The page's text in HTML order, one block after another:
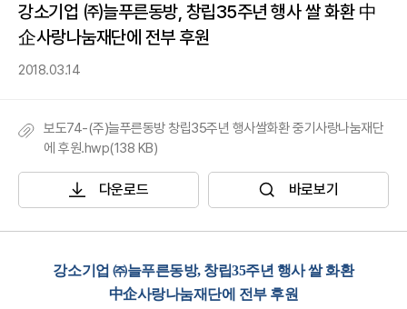
강소기업 ㈜늘푸른동방, 창립35주년 행사 쌀 화환 中
企사랑나눔재단에 전부 후원
2018.03.14
보도74-(주)늘푸른동방 창립35주년 행사쌀화환 중기사랑나눔재단
에 후원.hwp(138 KB)
다운로드 바로보기
강소기업 ㈜늘푸른동방, 창립35주년 행사 쌀 화환
中企사랑나눔재단에 전부 후원